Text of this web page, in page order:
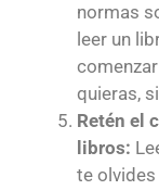
normas
leer un
quieras,
Retén el
libros:
te